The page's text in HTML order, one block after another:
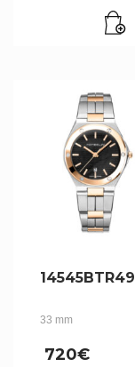
14545BTR49
33 mm
720€